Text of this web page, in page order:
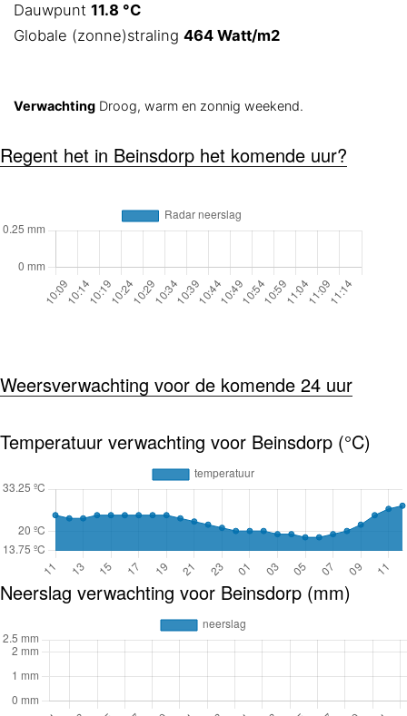
Dauwpunt 11.8 °C
Globale (zonne)straling 464 Watt/m2
Verwachting Droog, warm en zonnig weekend.
Regent het in Beinsdorp het komende uur?
Weersverwachting voor de komende 24 uur
Temperatuur verwachting voor Beinsdorp (°C)
Neerslag verwachting voor Beinsdorp (mm)